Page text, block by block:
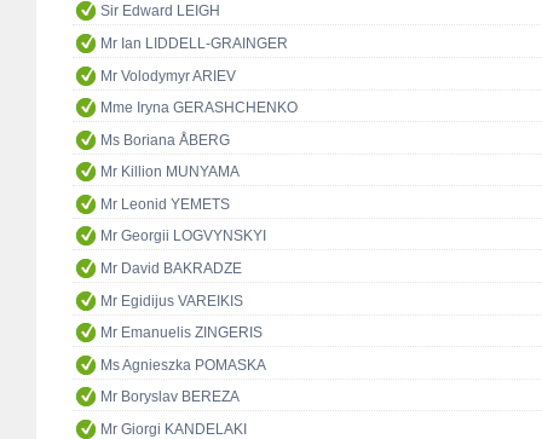
Sir Edward LEIGH
Mr Ian LIDDELL-GRAINGER
Mr Volodymyr ARIEV
Mme Iryna GERASHCHENKO
Ms Boriana ÅBERG
Mr Killion MUNYAMA
Mr Leonid YEMETS
Mr Georgii LOGVYNSKYI
Mr David BAKRADZE
Mr Egidijus VAREIKIS
Mr Emanuelis ZINGERIS
Ms Agnieszka POMASKA
Mr Boryslav BEREZA
Mr Giorgi KANDELAKI